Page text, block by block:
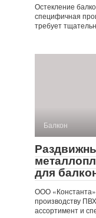
Остекление
специфичная
требует
Балкон
для
ООО
производству
ассортимент и